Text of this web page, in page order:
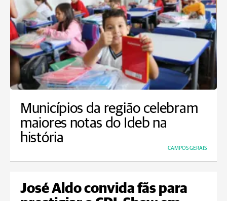
Municípios da região celebram
maiores notas do Ideb na
história
CAMPOS GERAIS
José Aldo convida fãs para